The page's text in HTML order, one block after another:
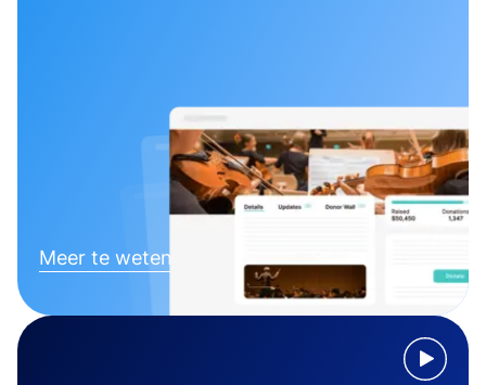
Meer te weten komen